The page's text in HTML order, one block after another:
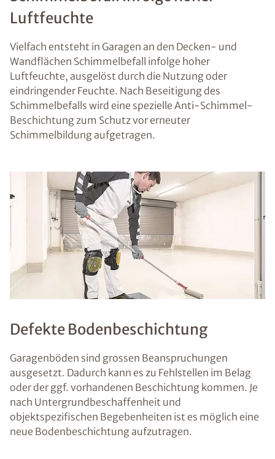
Luftfeuchte
Vielfach entsteht in Garagen an den Decken- und
Wandflächen Schimmelbefall infolge hoher
Luftfeuchte, ausgelöst durch die Nutzung oder
eindringender Feuchte. Nach Beseitigung des
Schimmelbefalls wird eine spezielle Anti-Schimmel-
Beschichtung zum Schutz vor erneuter
Schimmelbildung aufgetragen.
Defekte Bodenbeschichtung
Garagenböden sind grossen Beanspruchungen
ausgesetzt. Dadurch kann es zu Fehlstellen im Belag
oder der ggf. vorhandenen Beschichtung kommen. Je
nach Untergrundbeschaffenheit und
objektspezifischen Begebenheiten ist es möglich eine
neue Bodenbeschichtung aufzutragen.